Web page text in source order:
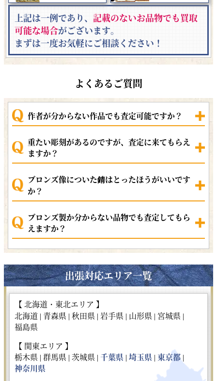
上記は一例であり、 記載のないお品物でも買取
可能な場合がございます。
まずは一度お気軽にご相談ください！
よくあるご質問
作者が分からない作品でも査定可能ですか？
重たい彫刻があるのですが、査定に来てもらえ
ますか？
ブロンズ像についた錆はとったほうがいいです
か？
ブロンズ製か分からない品物でも査定してもら
えますか？
出張対応エリア一覧
【 北海道・東北エリア 】
北海道 | 青森県 | 秋田県 | 岩手県 | 山形県 | 宮城県 |
福島県
【 関東エリア 】
栃木県 | 群馬県 | 茨城県 | 千葉県 | 埼玉県 | 東京都|
神奈川県